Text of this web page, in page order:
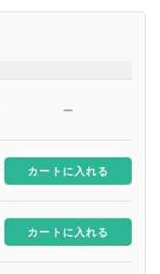
—
カートに入れる
カートに入れる